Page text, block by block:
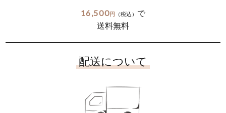
16,500円 （税込） で
送料無料
配送について